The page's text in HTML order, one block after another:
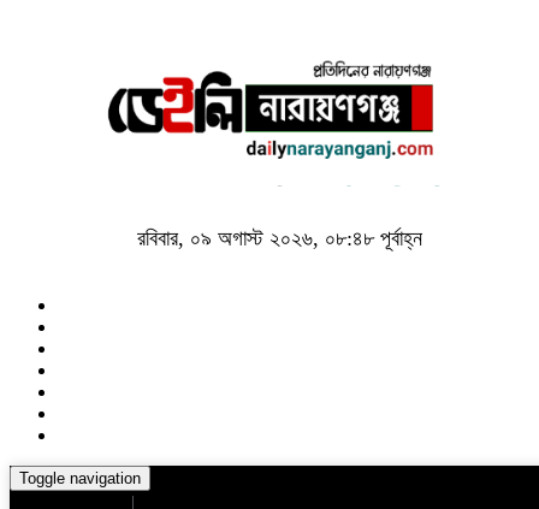
রবিবার, ০৯ অগাস্ট ২০২৬, ০৮:৪৮ পূর্বাহ্ন
Toggle navigation